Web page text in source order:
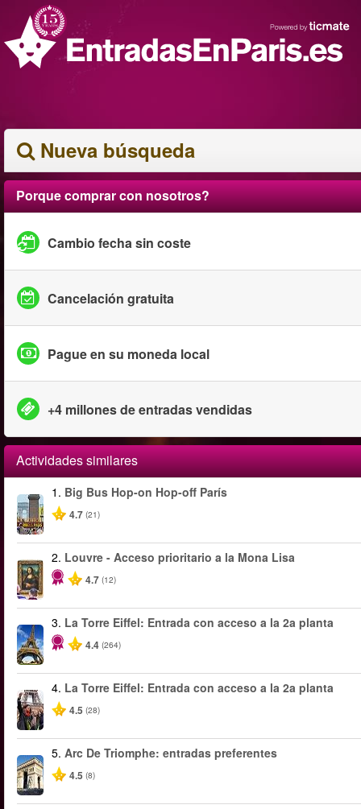
Nueva búsqueda
Porque comprar con nosotros?
Cambio fecha sin coste
Cancelación gratuita
Pague en su moneda local
+4 millones de entradas vendidas
Actividades similares
1. Big Bus Hop-on Hop-off París
4.7 (21)
2. Louvre - Acceso prioritario a la Mona Lisa
4.7 (12)
3. La Torre Eiffel: Entrada con acceso a la 2a planta
4.4 (264)
4. La Torre Eiffel: Entrada con acceso a la 2a planta
4.5 (28)
5. Arc De Triomphe: entradas preferentes
4.5 (8)